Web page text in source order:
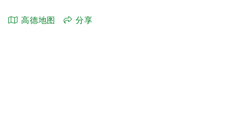
高德地图 分享